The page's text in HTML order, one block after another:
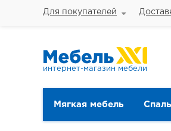
Для покупателей
интернет-магазин мебели
Мягкая мебель